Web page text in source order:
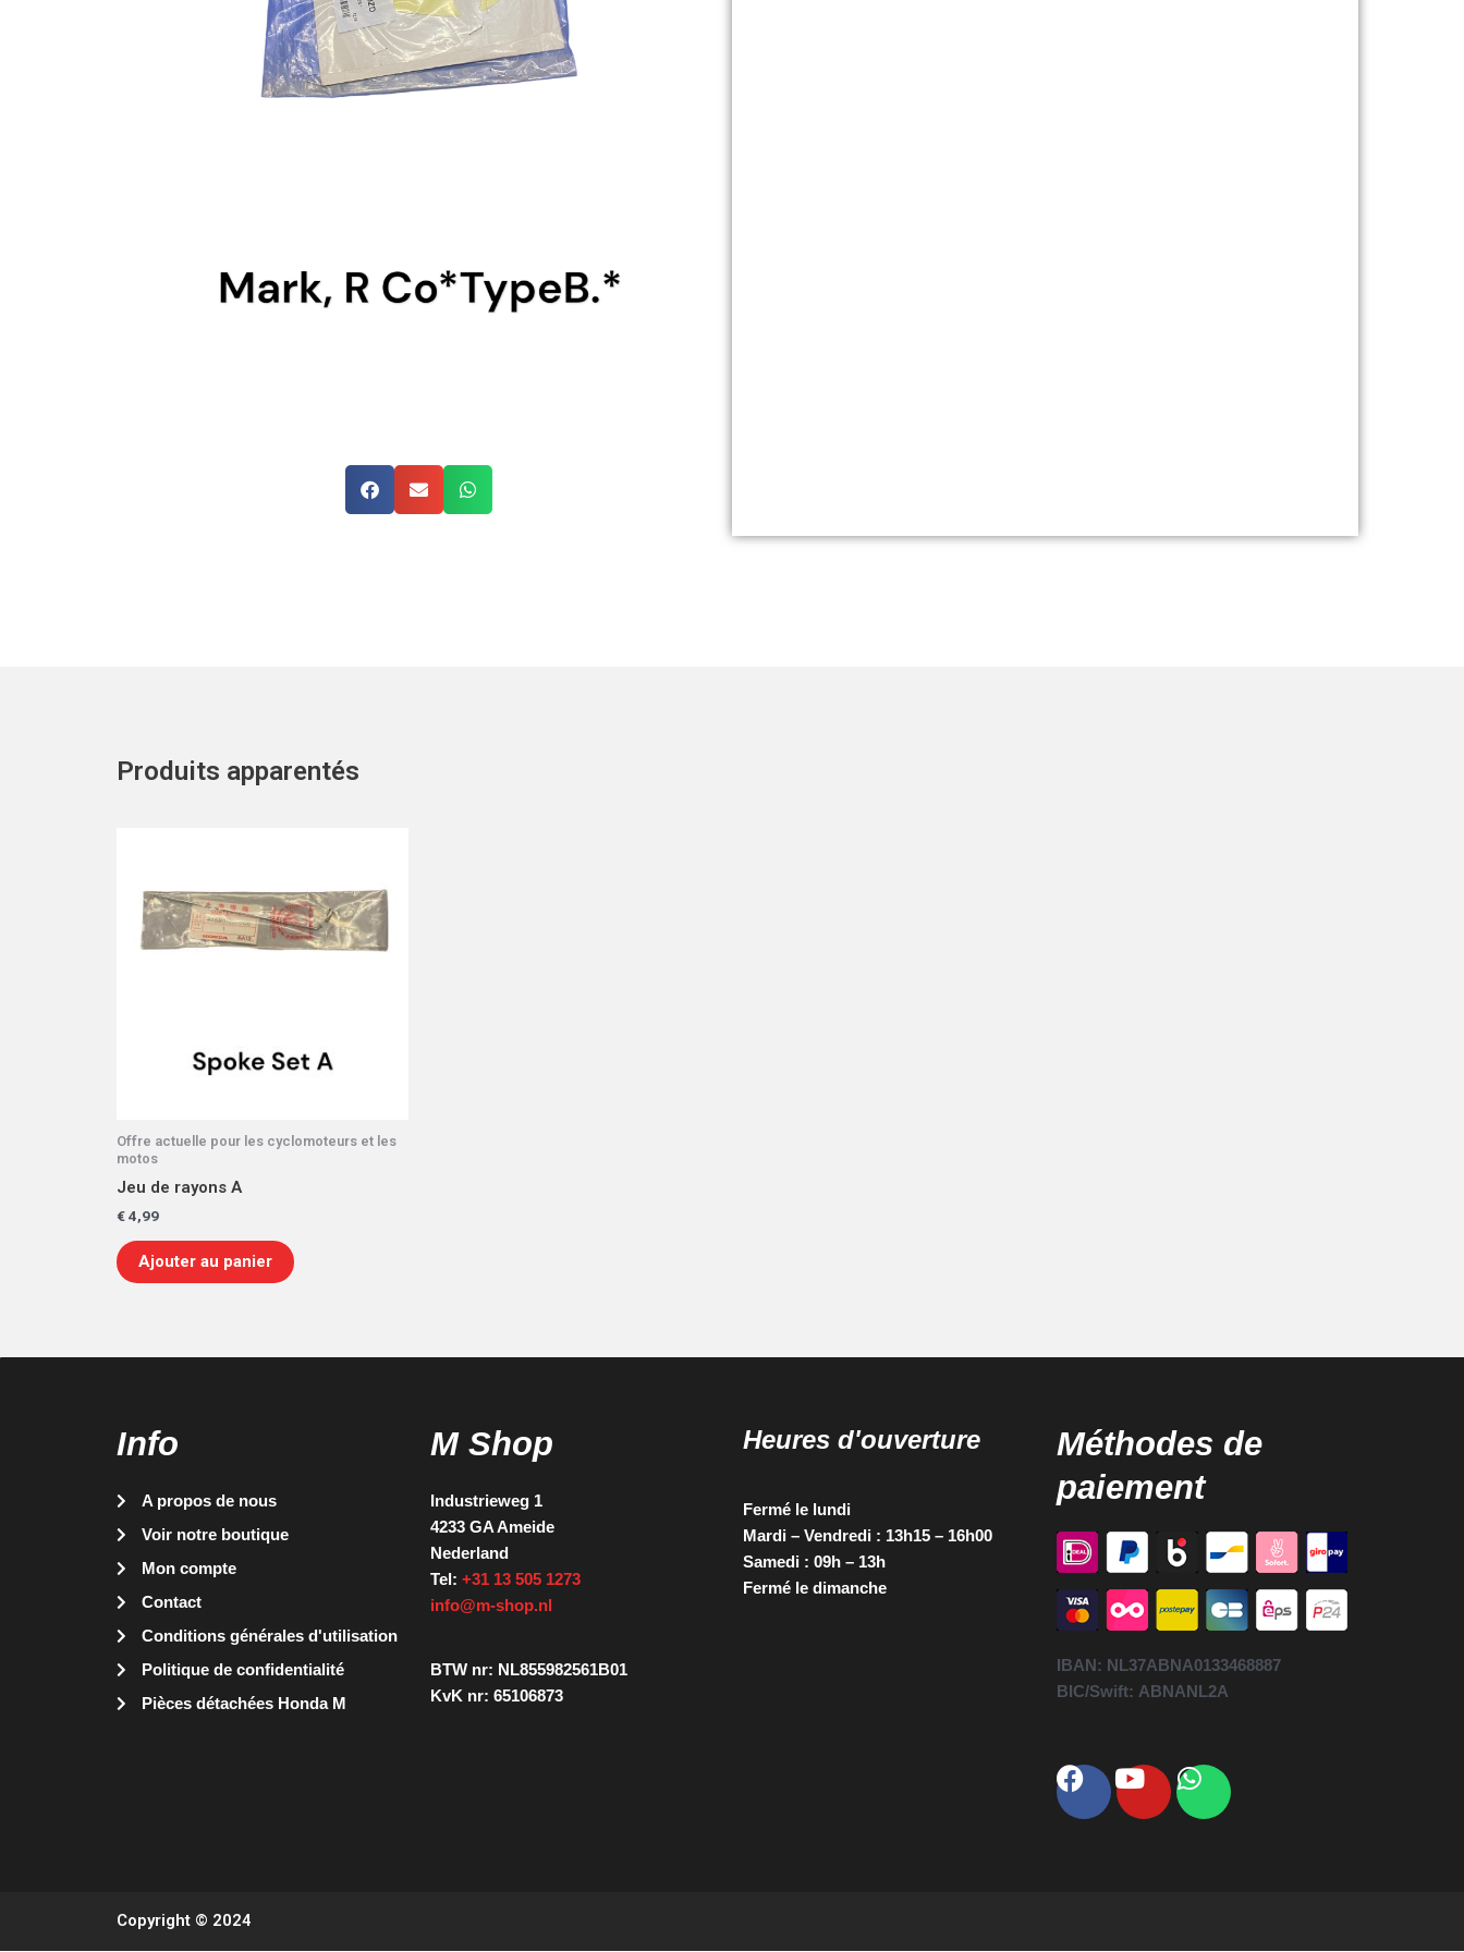
Produits apparentés
Offre actuelle pour les cyclomoteurs et les
motos
Jeu de rayons A
€4,99
Ajouter au panier
Info
A propos de nous
Voir notre boutique
Mon compte
Contact
Conditions générales d'utilisation
Politique de confidentialité
Pièces détachées Honda M
M Shop
Industrieweg 1
4233 GA Ameide
Nederland
Tel: +31 13 505 1273
info@m-shop.nl
BTW nr: NL855982561B01
KvK nr: 65106873
Heures d'ouverture
Fermé le lundi
Mardi – Vendredi : 13h15 – 16h00
Samedi : 09h – 13h
Fermé le dimanche
Méthodes de
paiement
IBAN: NL37ABNA0133468887
BIC/Swift: ABNANL2A
Facebook
YoutubeWhatsapp
Copyright © 2024